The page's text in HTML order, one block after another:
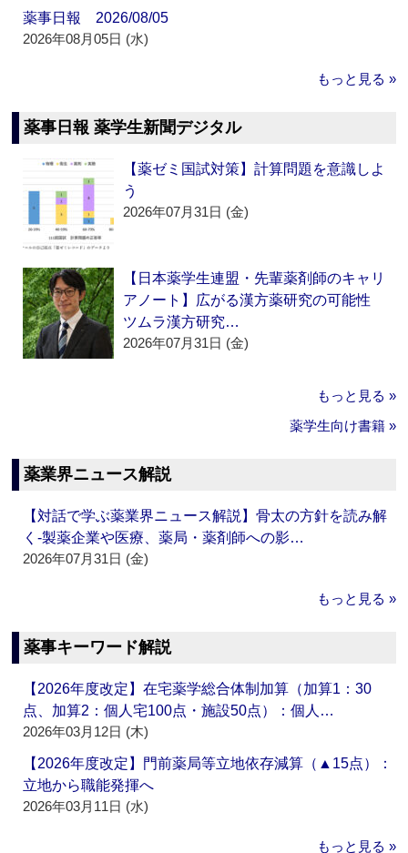
薬事日報 2026/08/05
2026年08月05日 (水)
もっと見る »
薬事日報 薬学生新聞デジタル
【薬ゼミ国試対策】計算問題を意識しよ
う
2026年07月31日 (金)
【日本薬学生連盟・先輩薬剤師のキャリ
アノート】広がる漢方薬研究の可能性
ツムラ漢方研究…
2026年07月31日 (金)
もっと見る »
薬学生向け書籍 »
薬業界ニュース解説
【対話で学ぶ薬業界ニュース解説】骨太の方針を読み解
く‐製薬企業や医療、薬局・薬剤師への影…
2026年07月31日 (金)
もっと見る »
薬事キーワード解説
【2026年度改定】在宅薬学総合体制加算（加算1：30
点、加算2：個人宅100点・施設50点）：個人…
2026年03月12日 (木)
【2026年度改定】門前薬局等立地依存減算（▲15点）：
立地から職能発揮へ
2026年03月11日 (水)
もっと見る »